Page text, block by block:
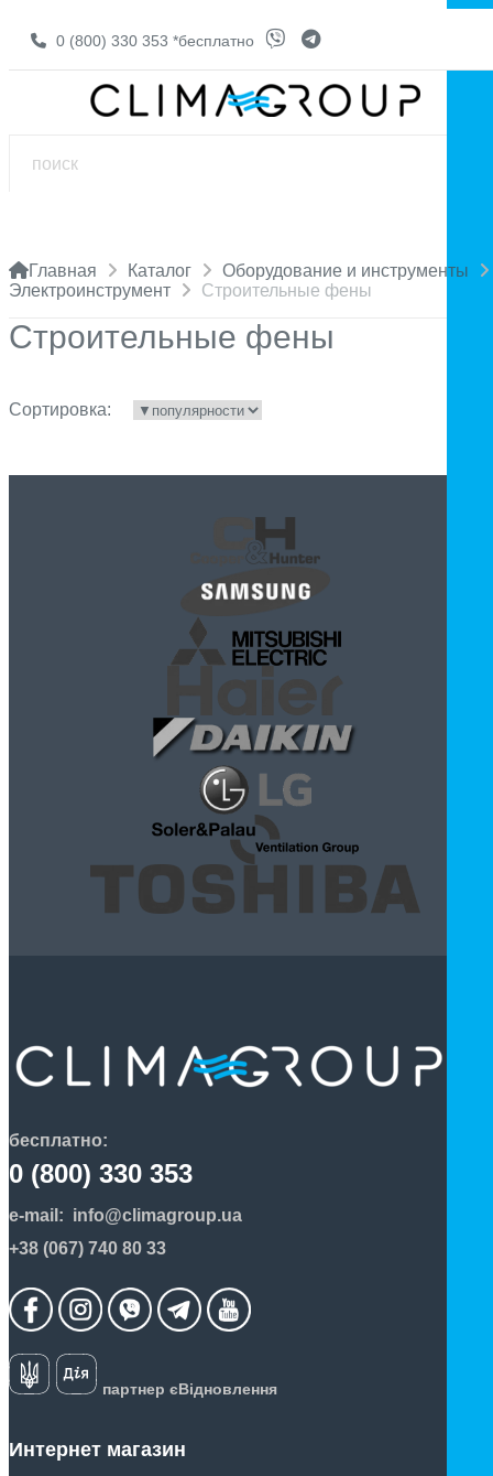
0 (800) 330 353 *бесплатно
Главная Каталог
Оборудование и инструменты
Электроинструмент
Строительные фены
Строительные фены
Сортировка:
бесплатно:
0 (800) 330 353
e-mail: info@climagroup.ua
+38 (067) 740 80 33
партнер єВідновлення
Интернет магазин